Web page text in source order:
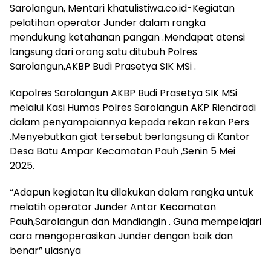
Sarolangun, Mentari khatulistiwa.co.id-Kegiatan
pelatihan operator Junder dalam rangka
mendukung ketahanan pangan .Mendapat atensi
langsung dari orang satu ditubuh Polres
Sarolangun,AKBP Budi Prasetya SIK MSi .
Kapolres Sarolangun AKBP Budi Prasetya SIK MSi
melalui Kasi Humas Polres Sarolangun AKP Riendradi
dalam penyampaiannya kepada rekan rekan Pers
.Menyebutkan giat tersebut berlangsung di Kantor
Desa Batu Ampar Kecamatan Pauh ,Senin 5 Mei
2025.
“Adapun kegiatan itu dilakukan dalam rangka untuk
melatih operator Junder Antar Kecamatan
Pauh,Sarolangun dan Mandiangin . Guna mempelajari
cara mengoperasikan Junder dengan baik dan
benar” ulasnya